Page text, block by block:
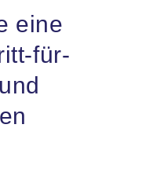
eine
für-